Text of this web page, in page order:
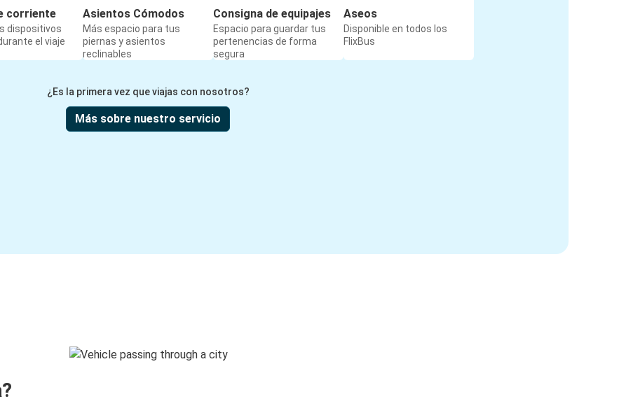
corriente
dispositivos
el viaje
Asientos Cómodos
Más espacio para tus
piernas y asientos
reclinables
Consigna de equipajes
Espacio para guardar tus
pertenencias de forma
segura
Aseos
Disponible en todos los
FlixBus
¿Es la primera vez que viajas con nosotros?
Más sobre nuestro servicio